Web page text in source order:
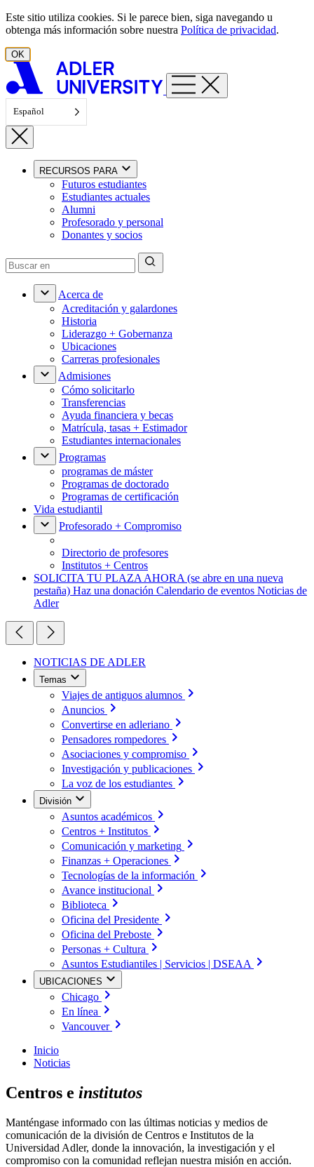
Ir al contenido
Este sitio utiliza cookies. Si le parece bien, siga navegando u
obtenga más información sobre nuestra Política de privacidad.
OK
Español
RECURSOS PARA
Futuros estudiantes
Estudiantes actuales
Alumni
Profesorado y personal
Donantes y socios
Acerca de
Acreditación y galardones
Historia
Liderazgo + Gobernanza
Ubicaciones
Carreras profesionales
Admisiones
Cómo solicitarlo
Transferencias
Ayuda financiera y becas
Matrícula, tasas + Estimador
Estudiantes internacionales
Programas
programas de máster
Programas de doctorado
Programas de certificación
Vida estudiantil
Profesorado + Compromiso
Directorio de profesores
Institutos + Centros
SOLICITA TU PLAZA AHORA (se abre en una nueva
pestaña) Haz una donación Calendario de eventos Noticias de
Adler
NOTICIAS DE ADLER
Temas
Viajes de antiguos alumnos
Anuncios
Convertirse en adleriano
Pensadores rompedores
Asociaciones y compromiso
Investigación y publicaciones
La voz de los estudiantes
División
Asuntos académicos
Centros + Institutos
Comunicación y marketing
Finanzas + Operaciones
Tecnologías de la información
Avance institucional
Biblioteca
Oficina del Presidente
Oficina del Preboste
Personas + Cultura
Asuntos Estudiantiles | Servicios | DSEAA
UBICACIONES
Chicago
En línea
Vancouver
Inicio
Noticias
Centros e institutos
Manténgase informado con las últimas noticias y medios de
comunicación de la división de Centros e Institutos de la
Universidad Adler, donde la innovación, la investigación y el
compromiso con la comunidad reflejan nuestra misión en acción.